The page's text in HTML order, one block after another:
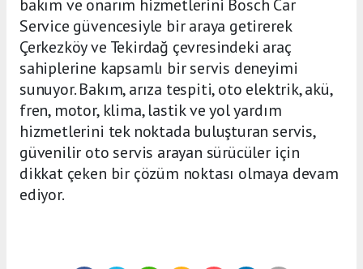
bakım ve onarım hizmetlerini Bosch Car
Service güvencesiyle bir araya getirerek
Çerkezköy ve Tekirdağ çevresindeki araç
sahiplerine kapsamlı bir servis deneyimi
sunuyor. Bakım, arıza tespiti, oto elektrik, akü,
fren, motor, klima, lastik ve yol yardım
hizmetlerini tek noktada buluşturan servis,
güvenilir oto servis arayan sürücüler için
dikkat çeken bir çözüm noktası olmaya devam
ediyor.